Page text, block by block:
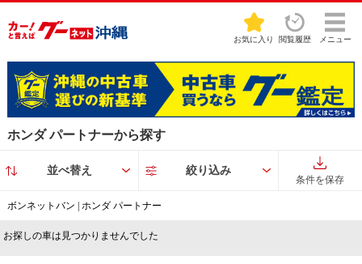
お気に入り 閲覧履歴 メニュー
ホンダ パートナーから探す
並べ替え 絞り込み
条件を保存
ボンネットバン | ホンダ パートナー
お探しの車は見つかりませんでした